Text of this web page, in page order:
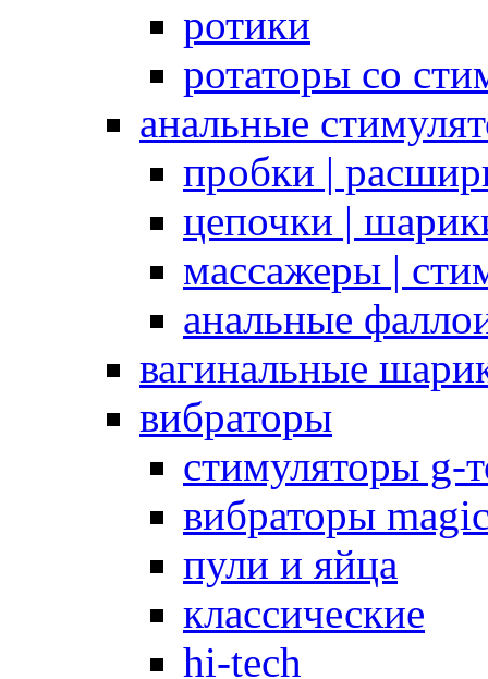
ротики
ротаторы со
анальные
пробки |
цепочки |
массажеры |
анальные
вагинальные
вибраторы
стимуляторы g-
вибраторы
пули и яйца
классические
hi-tech